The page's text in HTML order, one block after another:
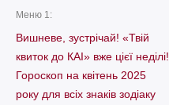
Меню 1:
Вишневе, зустрічай! «Твій
квиток до КАІ» вже цієї неділі!
Гороскоп на квітень 2025
року для всіх знаків зодіаку